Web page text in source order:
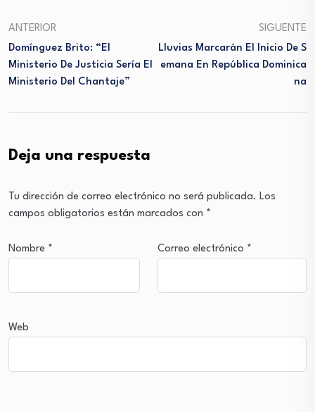
ANTERIOR
Domínguez Brito: “El
Ministerio De Justicia Sería El
Ministerio Del Chantaje”
SIGUENTE
Lluvias Marcarán El Inicio De S
Emana En República Dominica
Na
Deja una respuesta
Tu dirección de correo electrónico no será publicada. Los
campos obligatorios están marcados con *
Nombre * Correo electrónico *
Web